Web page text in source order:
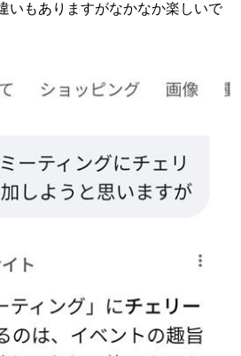
いもありますがなかなか楽しいで